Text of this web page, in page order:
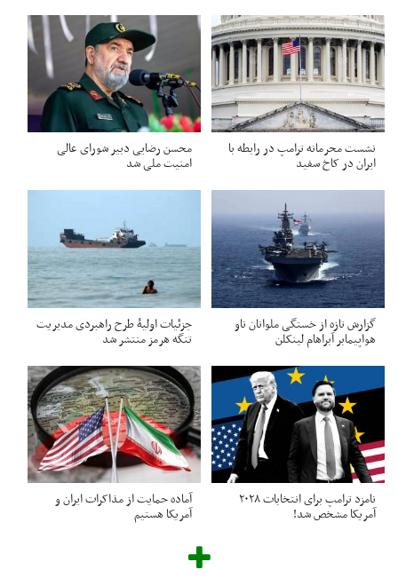
نشست محرمانه ترامپ در رابطه با
ایران در کاخ سفید
محسن رضایی دبیر شورای عالی
امنیت ملی شد
گزارش تازه از خستگی ملوانان ناو
هواپیمابر آبراهام لینکلن
جزئیات اولیۀ طرح راهبردی مدیریت
تنگه هرمز منتشر شد
نامزد ترامپ برای انتخابات ۲۰۲۸
آمریکا مشخص شد!
آماده حمایت از مذاکرات ایران و
آمریکا هستیم